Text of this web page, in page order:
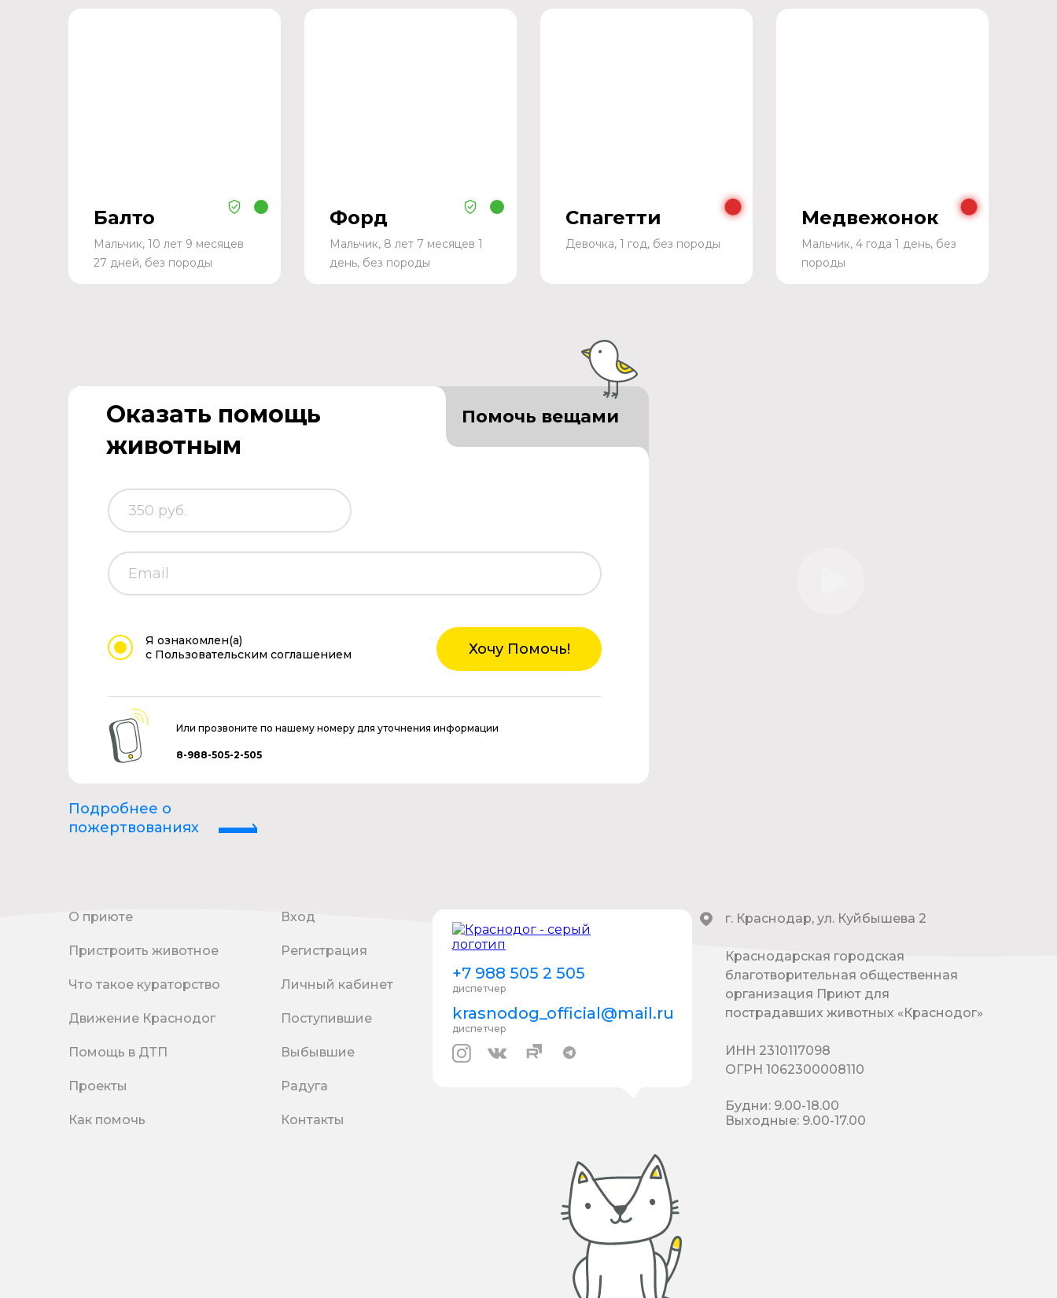
Балто
Мальчик, 10 лет 9 месяцев
27 дней, без породы
Форд
Мальчик, 8 лет 7 месяцев 1
день, без породы
Спагетти
Девочка, 1 год, без породы
Медвежонок
Мальчик, 4 года 1 день, без
породы
Оказать помощь
животным
Помочь вещами
Я ознакомлен(а)
с Пользовательским соглашением
Хочу Помочь!
Или прозвоните по нашему номеру для уточнения информации
8-988-505-2-505
Подробнее о
пожертвованиях
О приюте
Пристроить животное
Что такое кураторство
Движение Краснодог
Помощь в ДТП
Проекты
Как помочь
Вход
Регистрация
Личный кабинет
Поступившие
Выбывшие
Радуга
Контакты
+7 988 505 2 505
диспетчер
krasnodog_official@mail.ru
диспетчер
г. Краснодар, ул. Куйбышева 2
Краснодарская городская
благотворительная общественная
организация Приют для
пострадавших животных «Краснодог»
ИНН 2310117098
ОГРН 1062300008110
Будни: 9.00-18.00
Выходные: 9.00-17.00